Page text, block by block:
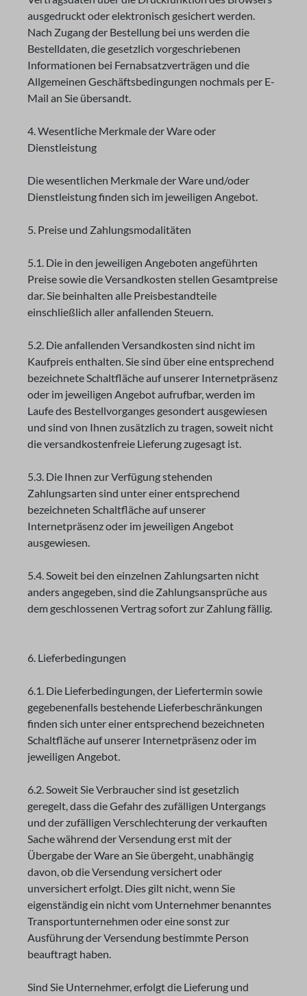
ausgedruckt oder elektronisch gesichert werden.
Nach Zugang der Bestellung bei uns werden die
Bestelldaten, die gesetzlich vorgeschriebenen
Informationen bei Fernabsatzverträgen und die
Allgemeinen Geschäftsbedingungen nochmals per E-
Mail an Sie übersandt.
4. Wesentliche Merkmale der Ware oder
Dienstleistung
Die wesentlichen Merkmale der Ware und/oder
Dienstleistung finden sich im jeweiligen Angebot.
5. Preise und Zahlungsmodalitäten
5.1. Die in den jeweiligen Angeboten angeführten
Preise sowie die Versandkosten stellen Gesamtpreise
dar. Sie beinhalten alle Preisbestandteile
einschließlich aller anfallenden Steuern.
5.2. Die anfallenden Versandkosten sind nicht im
Kaufpreis enthalten. Sie sind über eine entsprechend
bezeichnete Schaltfläche auf unserer Internetpräsenz
oder im jeweiligen Angebot aufrufbar, werden im
Laufe des Bestellvorganges gesondert ausgewiesen
und sind von Ihnen zusätzlich zu tragen, soweit nicht
die versandkostenfreie Lieferung zugesagt ist.
5.3. Die Ihnen zur Verfügung stehenden
Zahlungsarten sind unter einer entsprechend
bezeichneten Schaltfläche auf unserer
Internetpräsenz oder im jeweiligen Angebot
ausgewiesen.
5.4. Soweit bei den einzelnen Zahlungsarten nicht
anders angegeben, sind die Zahlungsansprüche aus
dem geschlossenen Vertrag sofort zur Zahlung fällig.
6. Lieferbedingungen
6.1. Die Lieferbedingungen, der Liefertermin sowie
gegebenenfalls bestehende Lieferbeschränkungen
finden sich unter einer entsprechend bezeichneten
Schaltfläche auf unserer Internetpräsenz oder im
jeweiligen Angebot.
6.2. Soweit Sie Verbraucher sind ist gesetzlich
geregelt, dass die Gefahr des zufälligen Untergangs
und der zufälligen Verschlechterung der verkauften
Sache während der Versendung erst mit der
Übergabe der Ware an Sie übergeht, unabhängig
davon, ob die Versendung versichert oder
unversichert erfolgt. Dies gilt nicht, wenn Sie
eigenständig ein nicht vom Unternehmer benanntes
Transportunternehmen oder eine sonst zur
Ausführung der Versendung bestimmte Person
beauftragt haben.
Sind Sie Unternehmer, erfolgt die Lieferung und